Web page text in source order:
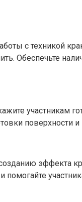
с техникой
Обеспечьте
участникам
поверхности